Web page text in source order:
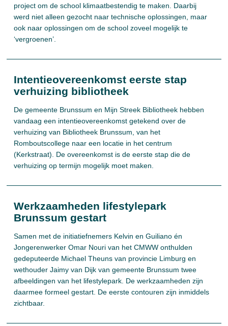
project om de school klimaatbestendig te maken. Daarbij
werd niet alleen gezocht naar technische oplossingen, maar
ook naar oplossingen om de school zoveel mogelijk te
‘vergroenen’.
Intentieovereenkomst eerste stap
verhuizing bibliotheek
De gemeente Brunssum en Mijn Streek Bibliotheek hebben
vandaag een intentieovereenkomst getekend over de
verhuizing van Bibliotheek Brunssum, van het
Romboutscollege naar een locatie in het centrum
(Kerkstraat). De overeenkomst is de eerste stap die de
verhuizing op termijn mogelijk moet maken.
Werkzaamheden lifestylepark
Brunssum gestart
Samen met de initiatiefnemers Kelvin en Guiliano én
Jongerenwerker Omar Nouri van het CMWW onthulden
gedeputeerde Michael Theuns van provincie Limburg en
wethouder Jaimy van Dijk van gemeente Brunssum twee
afbeeldingen van het lifestylepark. De werkzaamheden zijn
daarmee formeel gestart. De eerste contouren zijn inmiddels
zichtbaar.